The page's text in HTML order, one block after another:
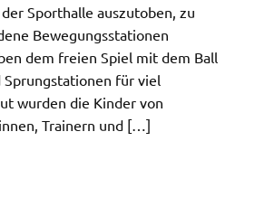
Sporthalle auszutoben, zu
Bewegungsstationen
dem freien Spiel mit dem Ball
für viel
wurden die Kinder von
Trainern und […]